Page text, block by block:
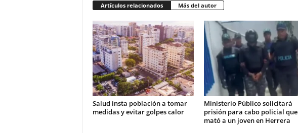
Artículos relacionados Más del autor
Salud insta población a tomar
medidas y evitar golpes calor
Ministerio Público solicitará
prisión para cabo policial que
mató a un joven en Herrera